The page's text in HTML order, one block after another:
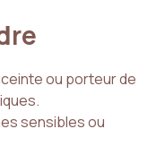
ou porteur de
sensibles ou